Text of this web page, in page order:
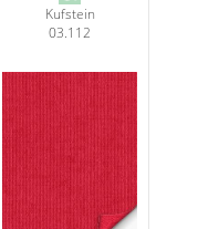
Kufstein
03.112